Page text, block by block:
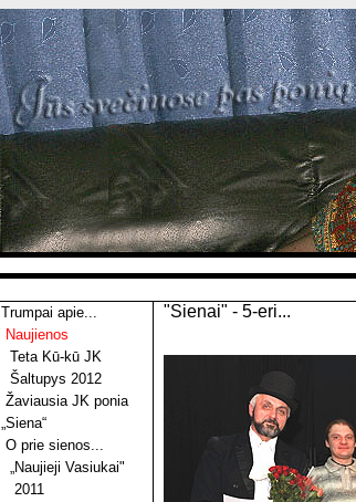
Trumpai apie...
Naujienos
Teta Kū-kū JK
Šaltupys 2012
Žaviausia JK ponia
„Siena“
O prie sienos...
„Naujieji Vasiukai"
2011
"Sienai" - 5-eri...